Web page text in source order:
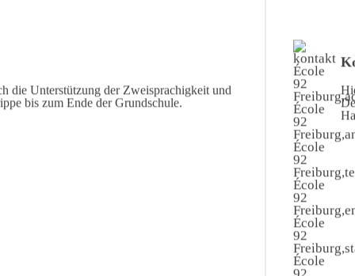
die Unterstützung der Zweisprachigkeit und
bis zum Ende der Grundschule.